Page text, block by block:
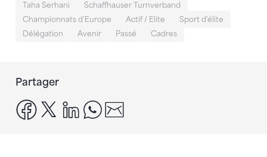
Taha Serhani
Schaffhauser Turnverband
Championnats d'Europe
Actif / Elite
Sport d'élite
Délégation
Avenir Passé Cadres
Partager
facebook
x linkedinwhatsapp